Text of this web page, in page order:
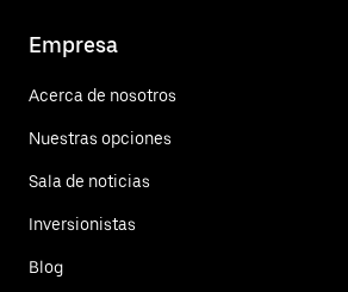
Empresa
Acerca de nosotros
Nuestras opciones
Sala de noticias
Inversionistas
Blog